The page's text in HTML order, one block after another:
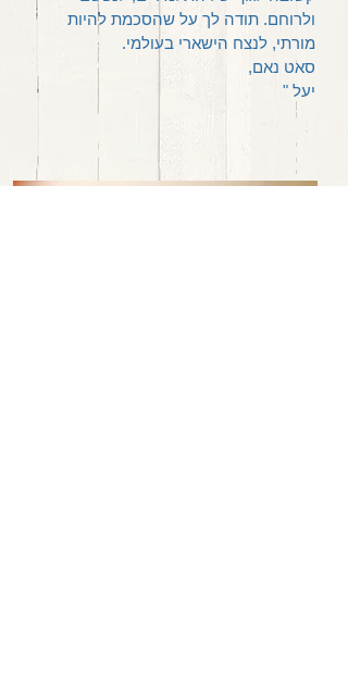
ולרוחם. תודה לך על שהסכמת להיות
מורתי, לנצח הישארי בעולמי.
סאט נאם,
יעל "